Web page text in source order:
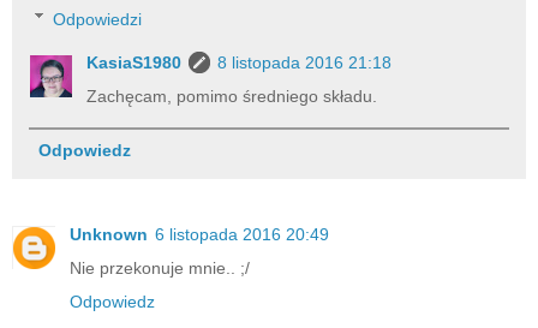
Odpowiedzi
KasiaS1980
8 listopada 2016 21:18
Zachęcam, pomimo średniego składu.
Odpowiedz
Unknown 6 listopada 2016 20:49
Nie przekonuje mnie.. ;/
Odpowiedz